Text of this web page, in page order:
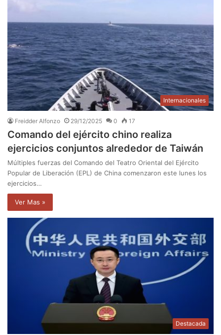
Internacionales
Freidder Alfonzo 29/12/2025 0 17
Comando del ejército chino realiza
ejercicios conjuntos alrededor de Taiwán
Múltiples fuerzas del Comando del Teatro Oriental del Ejército
Popular de Liberación (EPL) de China comenzaron este lunes los
ejercicios…
Ver Mas »
Destacada